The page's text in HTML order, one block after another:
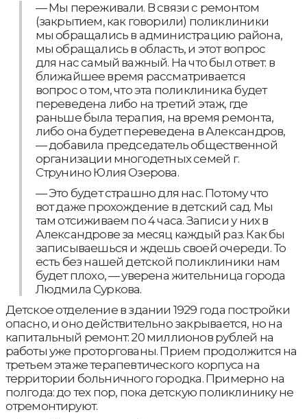
— Мы переживали. В связи с ремонтом
(закрытием, как говорили) поликлиники
мы обращались в администрацию района,
мы обращались в область, и этот вопрос
для нас самый важный. На что был ответ: в
ближайшее время рассматривается
вопрос о том, что эта поликлиника будет
переведена либо на третий этаж, где
раньше была терапия, на время ремонта,
либо она будет переведена в Александров,
— добавила председатель общественной
организации многодетных семей г.
Струнино Юлия Озерова.
— Это будет страшно для нас. Потому что
вот даже прохождение в детский сад. Мы
там отсиживаем по 4 часа. Записи у них в
Александрове за месяц каждый раз. Как бы
записываешься и ждешь своей очереди. То
есть без нашей детской поликлиники нам
будет плохо, — уверена жительница города
Людмила Суркова.
Детское отделение в здании 1929 года постройки
опасно, и оно действительно закрывается, но на
капитальный ремонт: 20 миллионов рублей на
работы уже проторгованы. Прием продолжится на
третьем этаже терапевтического корпуса на
территории больничного городка. Примерно на
полгода: до тех пор, пока детскую поликлинику не
отремонтируют.